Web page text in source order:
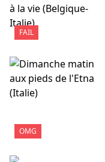
FAIL
OMG